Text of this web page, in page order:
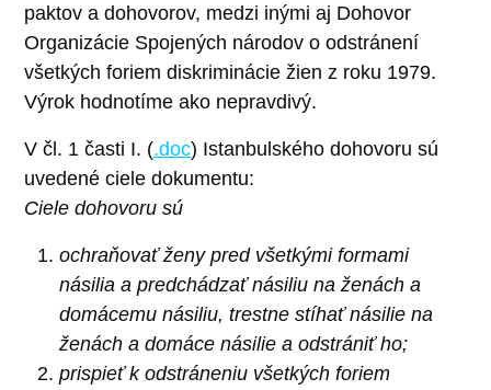
paktov a dohovorov, medzi inými aj Dohovor
Organizácie Spojených národov o odstránení
všetkých foriem diskriminácie žien z roku 1979.
Výrok hodnotíme ako nepravdivý.
V čl. 1 časti I. (.doc) Istanbulského dohovoru sú
uvedené ciele dokumentu:
Ciele dohovoru sú
ochraňovať ženy pred všetkými formami
násilia a predchádzať násiliu na ženách a
domácemu násiliu, trestne stíhať násilie na
ženách a domáce násilie a odstrániť ho;
prispieť k odstráneniu všetkých foriem